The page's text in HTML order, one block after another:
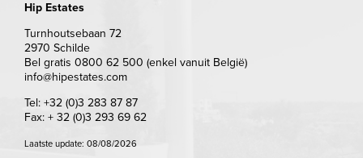
Hip Estates
Turnhoutsebaan 72
2970 Schilde
Bel gratis 0800 62 500 (enkel vanuit België)
info@hipestates.com
Tel: +32 (0)3 283 87 87
Fax: + 32 (0)3 293 69 62
Laatste update: 08/08/2026